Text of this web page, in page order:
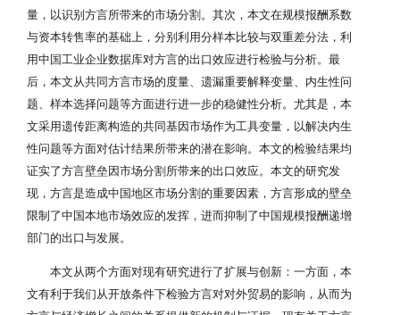
量，以识别方言所带来的市场分割。其次，本文在规模报酬系数
与资本转售率的基础上，分别利用分样本比较与双重差分法，利
用中国工业企业数据库对方言的出口效应进行检验与分析。最
后，本文从共同方言市场的度量、遗漏重要解释变量、内生性问
题、样本选择问题等方面进行进一步的稳健性分析。尤其是，本
文采用遗传距离构造的共同基因市场作为工具变量，以解决内生
性问题等方面对估计结果所带来的潜在影响。本文的检验结果均
证实了方言壁垒因市场分割所带来的出口效应。本文的研究发
现，方言是造成中国地区市场分割的重要因素，方言形成的壁垒
限制了中国本地市场效应的发挥，进而抑制了中国规模报酬递增
部门的出口与发展。
本文从两个方面对现有研究进行了扩展与创新：一方面，本
文有利于我们从开放条件下检验方言对对外贸易的影响，从而为